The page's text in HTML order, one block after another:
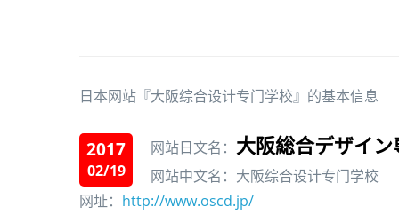
日本网站『大阪综合设计专门学校』的基本信息
2017
02/19
网站日文名： 大阪総合デザイン
网站中文名：大阪综合设计专门学校
网址： http://www.oscd.jp/